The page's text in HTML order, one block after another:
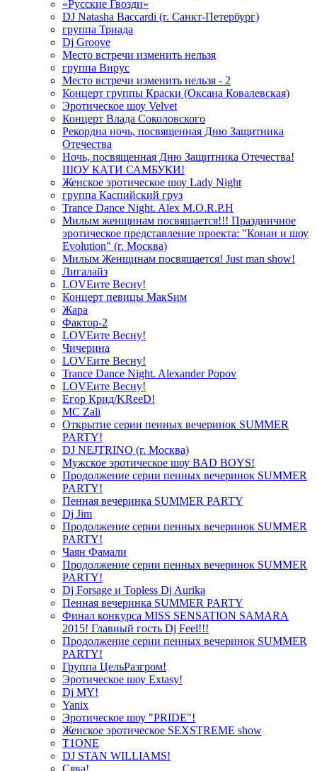
«Русские Гвозди»
DJ Natasha Baccardi (г. Санкт-Петербург)
группа Триада
Dj Groove
Место встречи изменить нельзя
группа Вирус
Место встречи изменить нельзя - 2
Концерт группы Краски (Оксана Ковалевская)
Эротическое шоу Velvet
Концерт Влада Соколовского
Рекордна ночь, посвященная Дню Защитника
Отечества
Ночь, посвященная Дню Защитника Отечества!
ШОУ КАТИ САМБУКИ!
Женское эротическое шоу Lady Night
группа Каспийский груз
Trance Dance Night. Alex M.O.R.P.H
Милым женщинам посвящается!!! Праздничное
эротическое представление проекта: "Конан и шоу
Evolution" (г. Москва)
Милым Женщинам посвящается! Just man show!
Лигалайз
LOVEите Весну!
Концерт певицы МакSим
Жара
Фактор-2
LOVEите Весну!
Чичерина
LOVEите Весну!
Trance Dance Night. Alexander Popov
LOVEите Весну!
Егор Крид/KReeD!
MC Zali
Открытие серии пенных вечеринок SUMMER
PARTY!
DJ NEJTRINO (г. Москва)
Мужское эротическое шоу BAD BOYS!
Продолжение серии пенных вечеринок SUMMER
PARTY!
Пенная вечеринка SUMMER PARTY
Dj Jim
Продолжение серии пенных вечеринок SUMMER
PARTY!
Чаян Фамали
Продолжение серии пенных вечеринок SUMMER
PARTY!
Dj Forsage и Topless Dj Aurika
Пенная вечеринка SUMMER PARTY
Финал конкурса MISS SENSATION SAMARA
2015! Главный гость Dj Feel!!!
Продолжение серии пенных вечеринок SUMMER
PARTY!
Группа ЦельРазгром!
Эротическое шоу Extasy!
Dj MY!
Yanix
Эротическое шоу "PRIDE"!
Женское эротическое SEXSTREME show
T1ONE
DJ STAN WILLIAMS!
Сява!